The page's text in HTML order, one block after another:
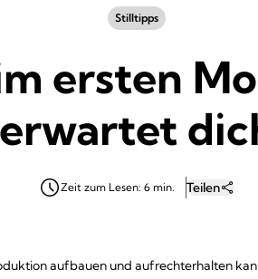
Stilltipps
ersten
erwartet
Zeit zum Lesen: 6 min. Teilen
aufbauen und aufrechterhalten